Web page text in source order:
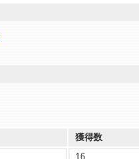
獲得数
16